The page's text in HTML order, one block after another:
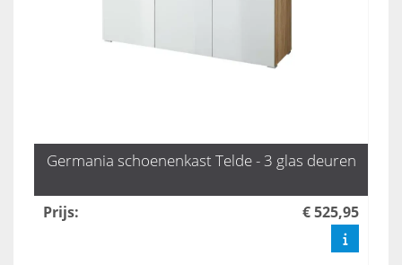
Germania schoenenkast Telde - 3 glas deuren
Prijs: € 525,95